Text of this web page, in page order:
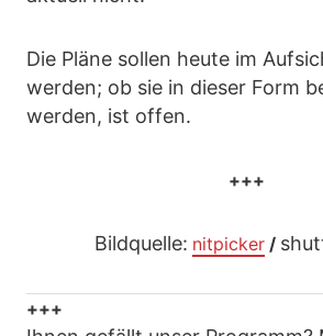
Die Pläne sollen heute im
werden; ob sie in dieser Form
werden, ist offen.
+++
Bildquelle: nitpicker/
+++